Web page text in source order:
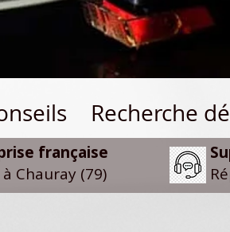
Recherche
française
à Chauray (79)